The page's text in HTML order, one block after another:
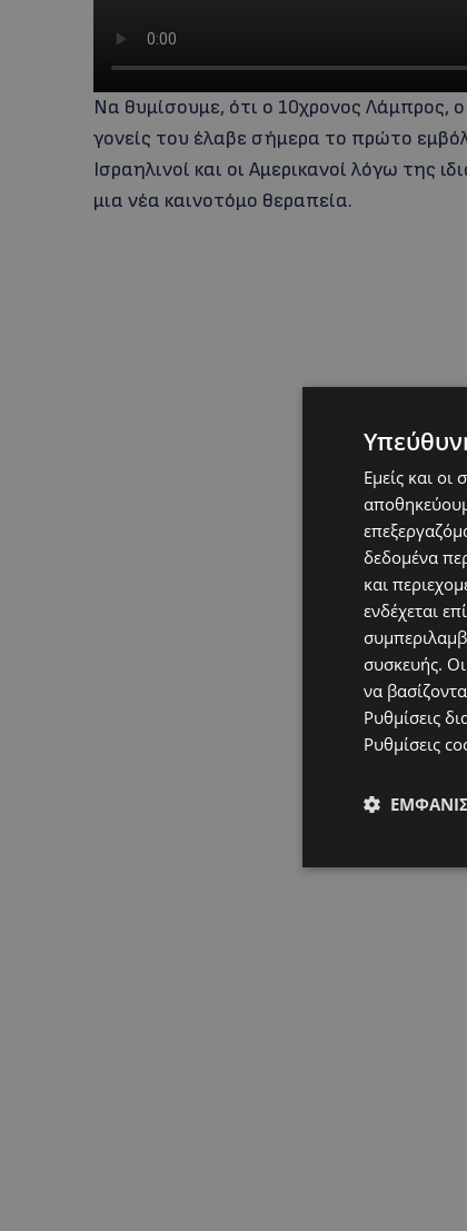
Να θυμίσουμε, ότι ο 10χρονος Λάμπρος, ο
γονείς του έλαβε σήμερα το πρώτο
Ισραηλινοί και οι Αμερικανοί λόγω της
μια νέα καινοτόμο θεραπεία.
Εμείς και
δεδομένα
και
ενδέχεται
συσκευής.
να
Ρυθμίσεις
Ρυθμίσεις